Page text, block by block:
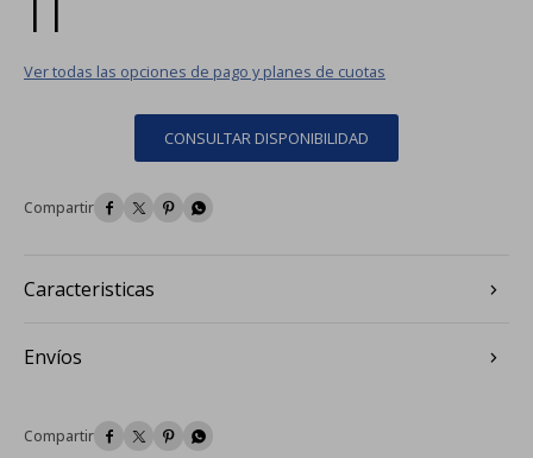
Ver todas las opciones de pago y planes de cuotas
CONSULTAR DISPONIBILIDAD
   
Caracteristicas
Envíos
   